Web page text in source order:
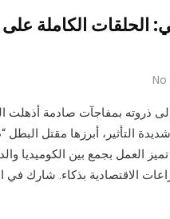
الحلقات الكاملة على
ذروته بمفاجآت صادمة أذهلت
التأثير، أبرزها مقتل البطل
العمل بجمع بين الكوميديا
الاقتصادية بذكاء. شارك في